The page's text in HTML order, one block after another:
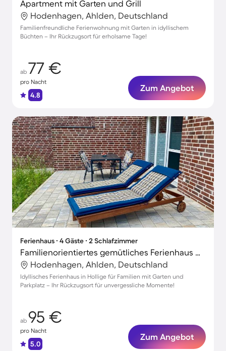
Apartment mit Garten und Grill
Hodenhagen, Ahlden, Deutschland
Familienfreundliche Ferienwohnung mit Garten in idyllischem
Büchten – Ihr Rückzugsort für erholsame Tage!
ab 77 €
pro Nacht
4.8
Zum Angebot
Ferienhaus ∙ 4 Gäste ∙ 2 Schlafzimmer
Familienorientiertes gemütliches Ferienhaus mit Garten und Terrasse | Naturblick
Hodenhagen, Ahlden, Deutschland
Idyllisches Ferienhaus in Hollige für Familien mit Garten und
Parkplatz – Ihr Rückzugsort für unvergessliche Momente!
ab 95 €
pro Nacht
5.0
Zum Angebot